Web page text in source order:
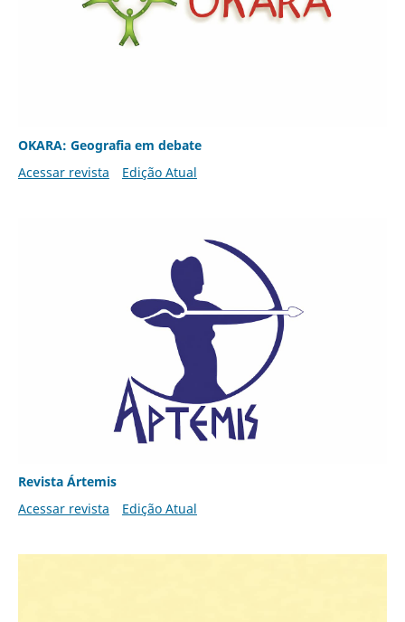
OKARA: Geografia em debate
Acessar revista
Edição Atual
Revista Ártemis
Acessar revista
Edição Atual